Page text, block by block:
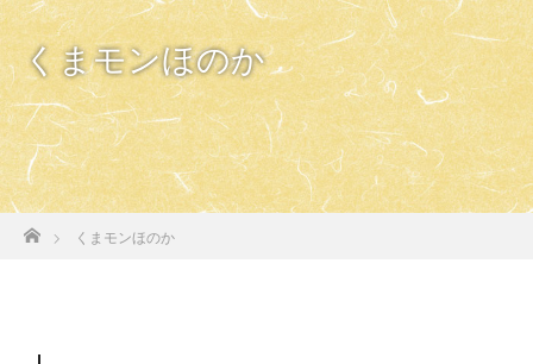
くまモンほのか
くまモンほのか